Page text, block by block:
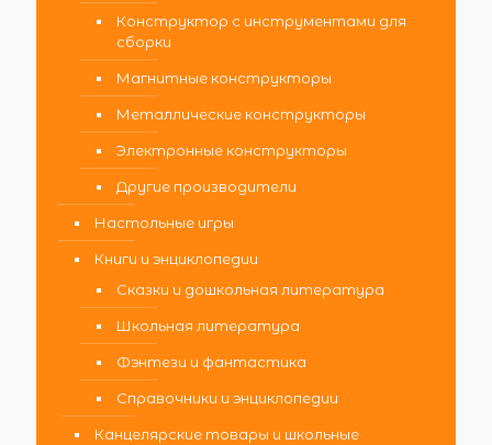
Конструктор с инструментами для
сборки
Магнитные конструкторы
Металлические конструкторы
Электронные конструкторы
Другие производители
Настольные игры
Книги и энциклопедии
Сказки и дошкольная литература
Школьная литература
Фэнтези и фантастика
Справочники и энциклопедии
Канцелярские товары и школьные